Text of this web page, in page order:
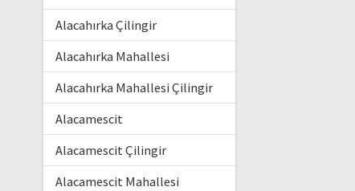
Alacahırka Çilingir
Alacahırka Mahallesi
Alacahırka Mahallesi Çilingir
Alacamescit
Alacamescit Çilingir
Alacamescit Mahallesi